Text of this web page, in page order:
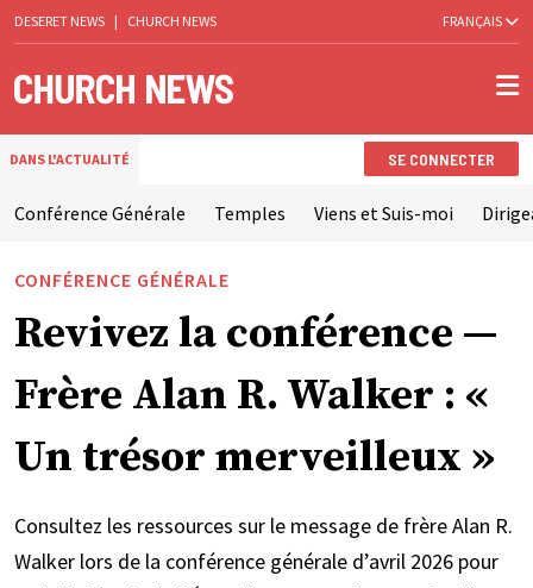
DESERET NEWS | CHURCH NEWS FRANÇAIS
DANS L'ACTUALITÉ SE CONNECTER
Conférence Générale Temples Viens et Suis-moi
CONFÉRENCE GÉNÉRALE
Revivez la conférence —
Frère Alan R. Walker : «
Un trésor merveilleux »
Consultez les ressources sur le message de frère Alan R.
Walker lors de la conférence générale d’avril 2026 pour